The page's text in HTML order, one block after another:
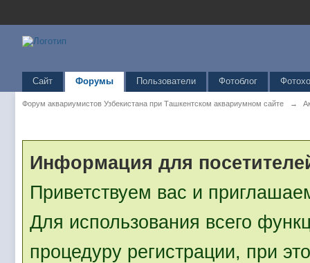
Запомнить меня
Не рекомендуется для
компьютеров
Сайт
Форумы Пользователи Фотоблог
Форум аквариумистов Узбекистана при Ташкентском аквариумном сайте →
Информация для
Приветствуем вас и
Для использования всего
процедуру регистрации, при